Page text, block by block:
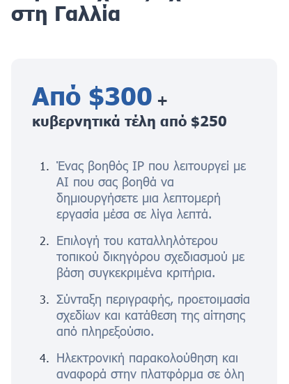
στη Γαλλία
Από $300 +
κυβερνητικά τέλη από $250
Ένας βοηθός IP που λειτουργεί με
AI που σας βοηθά να
δημιουργήσετε μια λεπτομερή
εργασία μέσα σε λίγα λεπτά.
Επιλογή του καταλληλότερου
τοπικού δικηγόρου σχεδιασμού με
βάση συγκεκριμένα κριτήρια.
Σύνταξη περιγραφής, προετοιμασία
σχεδίων και κατάθεση της αίτησης
από πληρεξούσιο.
Ηλεκτρονική παρακολούθηση και
αναφορά στην πλατφόρμα σε όλη